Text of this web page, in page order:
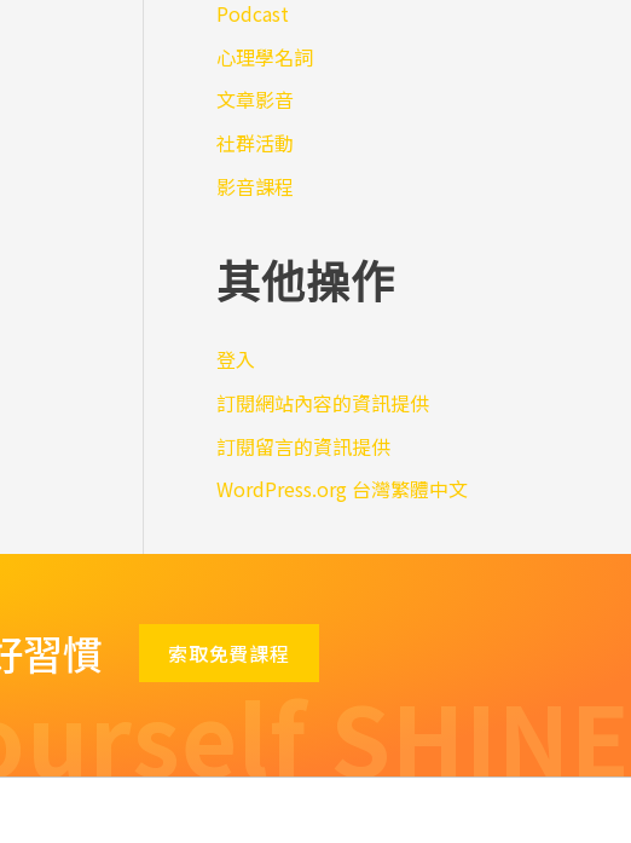
Podcast
心理學名詞
文章影音
社群活動
影音課程
其他操作
登入
訂閱網站內容的資訊提供
訂閱留言的資訊提供
WordPress.org 台灣繁體中文
習慣 索取免費課程
SHINE